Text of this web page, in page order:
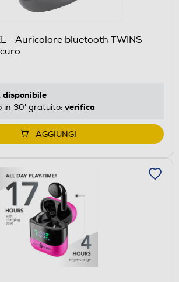
- Auricolare bluetooth TWINS
disponibile
in 30' gratuito: verifica
AGGIUNGI